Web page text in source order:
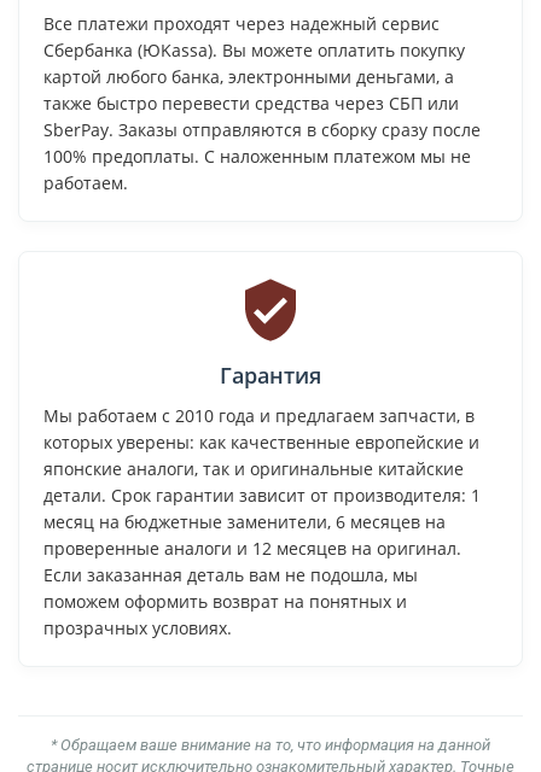
Все платежи проходят через надежный сервис
Сбербанка (ЮKassa). Вы можете оплатить покупку
картой любого банка, электронными деньгами, а
также быстро перевести средства через СБП или
SberPay. Заказы отправляются в сборку сразу после
100% предоплаты. С наложенным платежом мы не
работаем.
Гарантия
Мы работаем с 2010 года и предлагаем запчасти, в
которых уверены: как качественные европейские и
японские аналоги, так и оригинальные китайские
детали. Срок гарантии зависит от производителя: 1
месяц на бюджетные заменители, 6 месяцев на
проверенные аналоги и 12 месяцев на оригинал.
Если заказанная деталь вам не подошла, мы
поможем оформить возврат на понятных и
прозрачных условиях.
* Обращаем ваше внимание на то, что информация на данной
странице носит исключительно ознакомительный характер. Точные